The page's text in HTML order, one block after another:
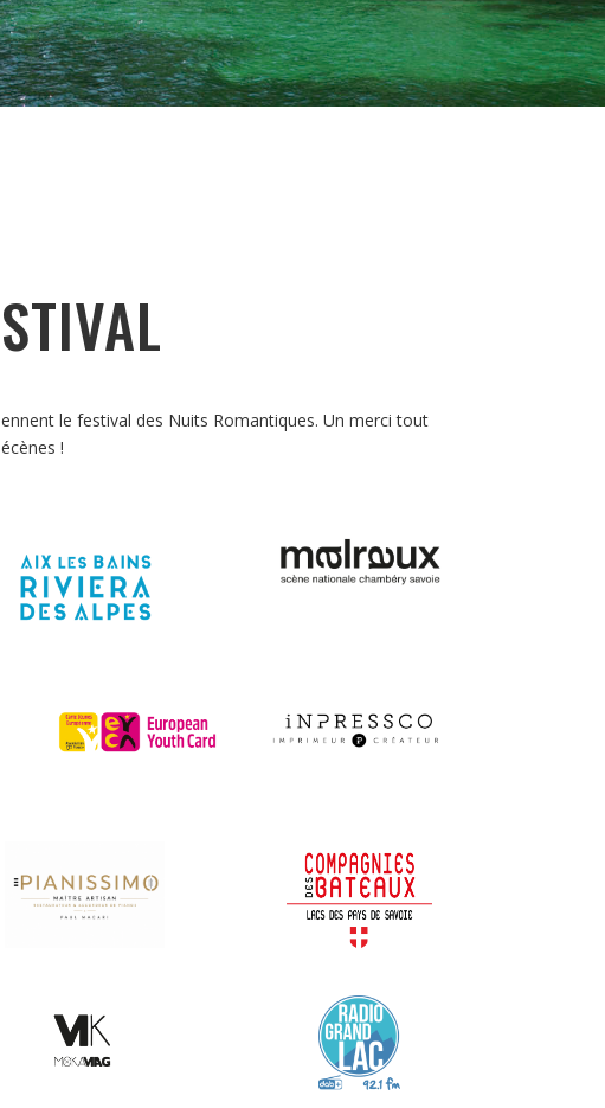
le festival des Nuits Romantiques. Un merci tout
!